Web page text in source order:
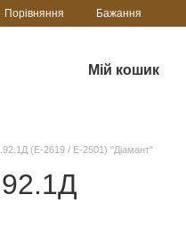
Порівняння Бажання
Мій кошик
(Е-2619 / Е-2501) "Діамант"